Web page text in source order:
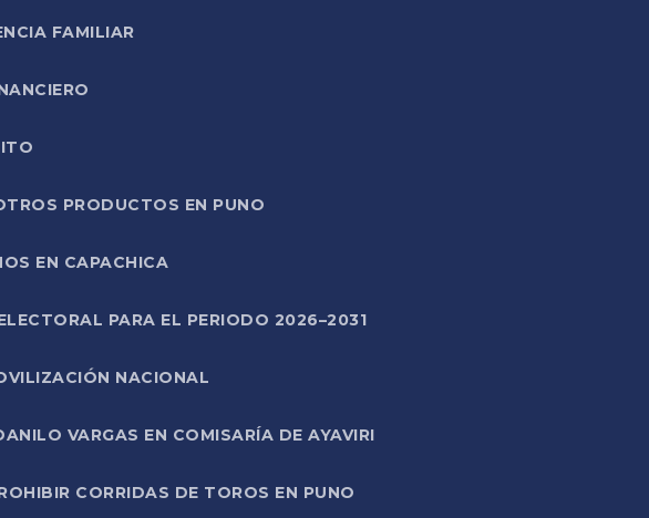
FAMILIAR
PRODUCTOS EN PUNO
EN CAPACHICA
PARA EL PERIODO 2026–2031
NACIONAL
VARGAS EN COMISARÍA DE AYAVIRI
CORRIDAS DE TOROS EN PUNO